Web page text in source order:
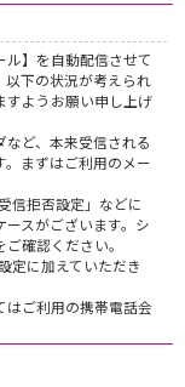
】を自動配信させて
以下の状況が考えられ
すようお願い申し上げ
ど、本来受信される
まずはご利用のメー
信拒否設定」などに
スがございます。シ
確認ください。
定に加えていただき
ご利用の携帯電話会